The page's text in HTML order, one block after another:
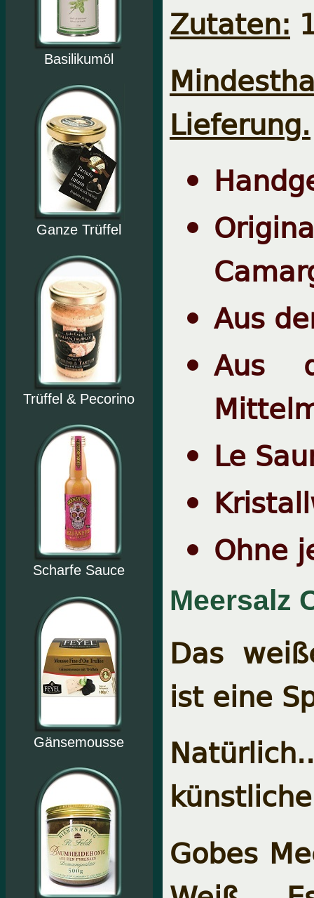
Basilikumöl
Ganze Trüffel
Trüffel & Pecorino
Scharfe Sauce
Gänsemousse
Zutaten:
Lieferung.
Aus
Aus
Le
Ohne
Meersalz
Das
ist eine
Gobes